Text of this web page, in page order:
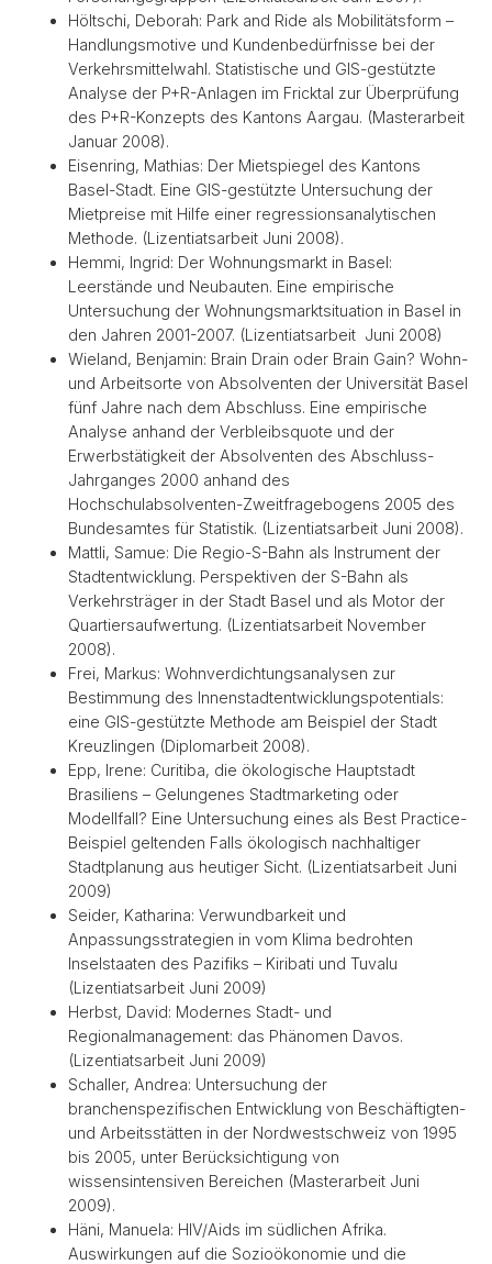
Höltschi, Deborah: Park and Ride als Mobilitätsform –
Handlungsmotive und Kundenbedürfnisse bei der
Verkehrsmittelwahl. Statistische und GIS-gestützte
Analyse der P+R-Anlagen im Fricktal zur Überprüfung
des P+R-Konzepts des Kantons Aargau. (Masterarbeit
Januar 2008).
Eisenring, Mathias: Der Mietspiegel des Kantons
Basel-Stadt. Eine GIS-gestützte Untersuchung der
Mietpreise mit Hilfe einer regressionsanalytischen
Methode. (Lizentiatsarbeit Juni 2008).
Hemmi, Ingrid: Der Wohnungsmarkt in Basel:
Leerstände und Neubauten. Eine empirische
Untersuchung der Wohnungsmarktsituation in Basel in
den Jahren 2001-2007. (Lizentiatsarbeit Juni 2008)
Wieland, Benjamin: Brain Drain oder Brain Gain? Wohn-
und Arbeitsorte von Absolventen der Universität Basel
fünf Jahre nach dem Abschluss. Eine empirische
Analyse anhand der Verbleibsquote und der
Erwerbstätigkeit der Absolventen des Abschluss-
Jahrganges 2000 anhand des
Hochschulabsolventen-Zweitfragebogens 2005 des
Bundesamtes für Statistik. (Lizentiatsarbeit Juni 2008).
Mattli, Samue: Die Regio-S-Bahn als Instrument der
Stadtentwicklung. Perspektiven der S-Bahn als
Verkehrsträger in der Stadt Basel und als Motor der
Quartiersaufwertung. (Lizentiatsarbeit November
2008).
Frei, Markus: Wohnverdichtungsanalysen zur
Bestimmung des Innenstadtentwicklungspotentials:
eine GIS-gestützte Methode am Beispiel der Stadt
Kreuzlingen (Diplomarbeit 2008).
Epp, Irene: Curitiba, die ökologische Hauptstadt
Brasiliens – Gelungenes Stadtmarketing oder
Modellfall? Eine Untersuchung eines als Best Practice-
Beispiel geltenden Falls ökologisch nachhaltiger
Stadtplanung aus heutiger Sicht. (Lizentiatsarbeit Juni
2009)
Seider, Katharina: Verwundbarkeit und
Anpassungsstrategien in vom Klima bedrohten
Inselstaaten des Pazifiks – Kiribati und Tuvalu
(Lizentiatsarbeit Juni 2009)
Herbst, David: Modernes Stadt- und
Regionalmanagement: das Phänomen Davos.
(Lizentiatsarbeit Juni 2009)
Schaller, Andrea: Untersuchung der
branchenspezifischen Entwicklung von Beschäftigten-
und Arbeitsstätten in der Nordwestschweiz von 1995
bis 2005, unter Berücksichtigung von
wissensintensiven Bereichen (Masterarbeit Juni
2009).
Häni, Manuela: HIV/Aids im südlichen Afrika.
Auswirkungen auf die Sozioökonomie und die